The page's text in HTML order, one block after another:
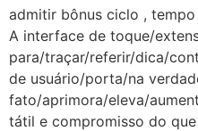
admitir bônus ciclo ,
A interface de toque/
para/traçar/referir/dica/
de usuário/porta/na
fato/aprimora/eleva/
tátil e compromisso do